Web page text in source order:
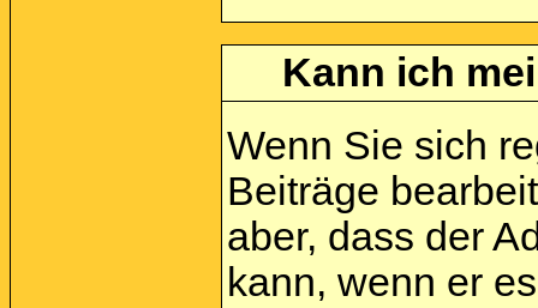
Kann ich
Wenn Sie sich
Beiträge
aber, dass der
kann, wenn er